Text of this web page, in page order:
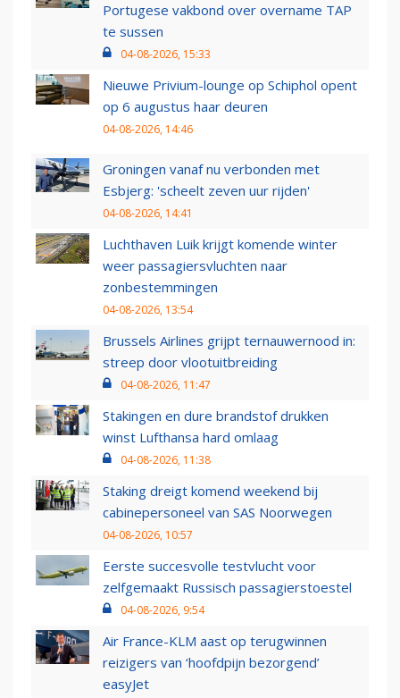
Portugese vakbond over overname TAP
te sussen
04-08-2026, 15:33
Nieuwe Privium-lounge op Schiphol opent
op 6 augustus haar deuren
04-08-2026, 14:46
Groningen vanaf nu verbonden met
Esbjerg: 'scheelt zeven uur rijden'
04-08-2026, 14:41
Luchthaven Luik krijgt komende winter
weer passagiersvluchten naar
zonbestemmingen
04-08-2026, 13:54
Brussels Airlines grijpt ternauwernood in:
streep door vlootuitbreiding
04-08-2026, 11:47
Stakingen en dure brandstof drukken
winst Lufthansa hard omlaag
04-08-2026, 11:38
Staking dreigt komend weekend bij
cabinepersoneel van SAS Noorwegen
04-08-2026, 10:57
Eerste succesvolle testvlucht voor
zelfgemaakt Russisch passagierstoestel
04-08-2026, 9:54
Air France-KLM aast op terugwinnen
reizigers van ‘hoofdpijn bezorgend’
easyJet